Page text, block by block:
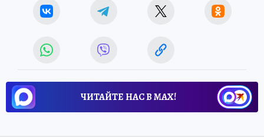
ЧИТАЙТЕ НАС В МАХ!